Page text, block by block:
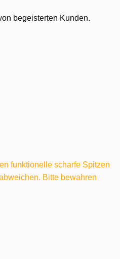
begeisterten Kunden.
funktionelle scharfe Spitzen
Bitte bewahren